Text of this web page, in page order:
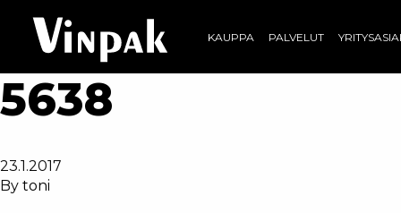
KAUPPA PALVELUT
5638
23.1.2017
By toni